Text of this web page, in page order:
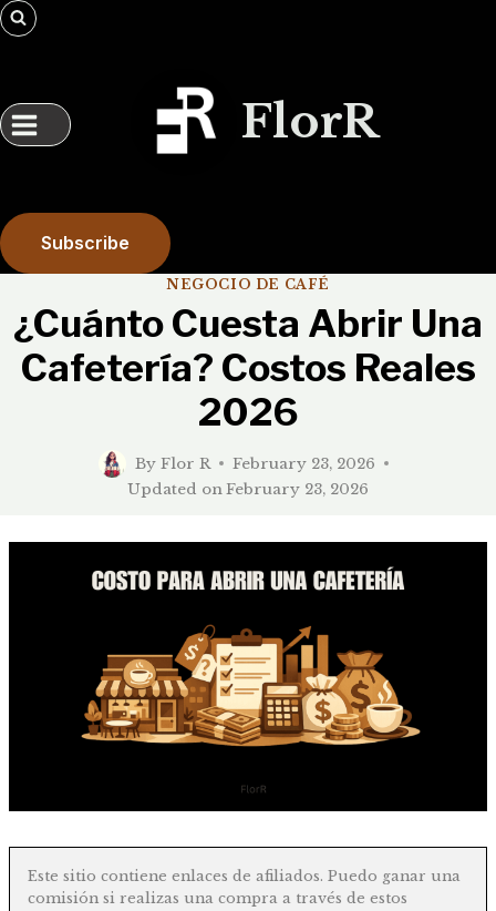
Skip
to
FlorR
Subscribe
NEGOCIO DE CAFÉ
¿Cuánto Cuesta Abrir Una
Cafetería? Costos Reales
2026
By Flor R
February 23, 2026
Updated onFebruary 23, 2026
Este sitio contiene enlaces de afiliados. Puedo ganar una
comisión si realizas una compra a través de estos